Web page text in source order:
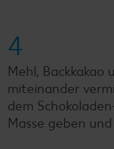
4
Mehl, Backkakao
miteinander
dem
Masse geben